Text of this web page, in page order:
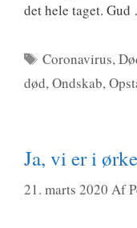
det hele taget.
Tags
Coronavirus,
død,Ondskab,
Ja, vi er i
21. marts 2020 Af